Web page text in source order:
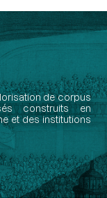
de corpus
construits en
et des institutions